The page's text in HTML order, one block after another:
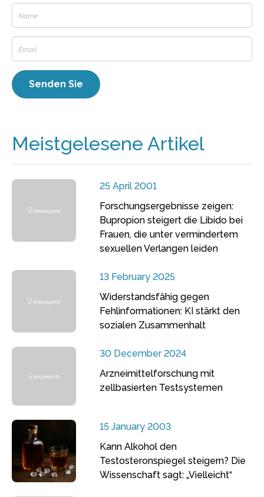
Meistgelesene Artikel
25 April 2001
Forschungsergebnisse zeigen:
Bupropion steigert die Libido bei
Frauen, die unter vermindertem
sexuellen Verlangen leiden
13 February 2025
Widerstandsfähig gegen
Fehlinformationen: KI stärkt den
sozialen Zusammenhalt
30 December 2024
Arzneimittelforschung mit
zellbasierten Testsystemen
15 January 2003
Kann Alkohol den
Testosteronspiegel steigern? Die
Wissenschaft sagt: „Vielleicht“